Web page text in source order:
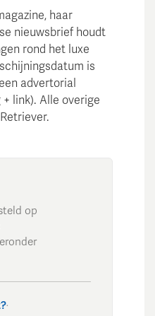
haar
nieuwsbrief houdt
rond het luxe
is
advertorial
link). Alle overige
op
·